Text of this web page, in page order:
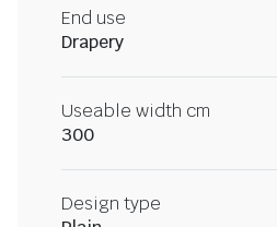
End use
Drapery
Useable width cm
300
Design type